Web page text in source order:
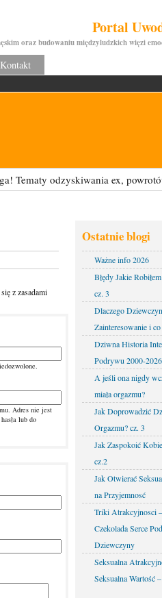
Portal
oraz budowaniu międzyludzkich więzi
Kontakt
odzyskiwania ex, powrotów do
z zasadami
Adres nie jest
lub do
Ostatnie blogi
Ważne info 2026
Błędy Jakie
cz. 3
Dlaczego
Zainteresowanie i
Dziwna Historia
Podrywu 2000-2026
A jeśli ona nigdy
miała orgazmu?
Jak Doprowadzić
Orgazmu? cz. 3
Jak Zaspokoić
cz.2
Jak Otwierać
na Przyjemnosć
Triki Atrakcyjnosci
Czekolada Serce
Dziewczyny
Seksualna
Seksualna Wartość